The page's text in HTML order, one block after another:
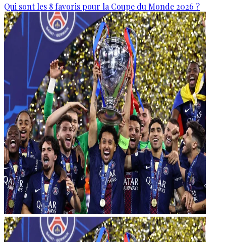
Qui sont les 8 favoris pour la Coupe du Monde 2026 ?